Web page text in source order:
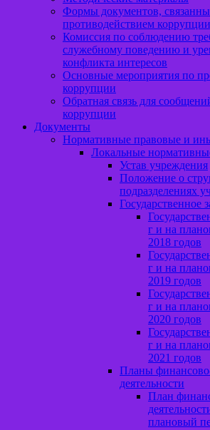
Формы документов,
противодействием
Комиссия по соблюдению
служебному поведению и
конфликта интересов
Основные мероприятия по
коррупции
Обратная связь для
коррупции
Документы
Нормативные правовые и
Локальные
Устав учреждения
Положение о
подразделениях
Государственное
г и на
2018 годов
г и на
2019 годов
г и на
2020 годов
г и на
2021 годов
Планы
деятельности
План
плановый